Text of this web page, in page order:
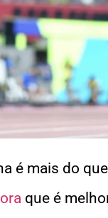
é mais do
que é